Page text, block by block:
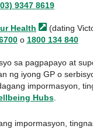
9347 8619
Health
(dating
o 1800 134 840
sa pagpapayo at
ng iyong GP o
impormasyon,
Hubs.
impormasyon,